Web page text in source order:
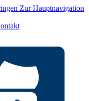
Zur Hauptnavigation